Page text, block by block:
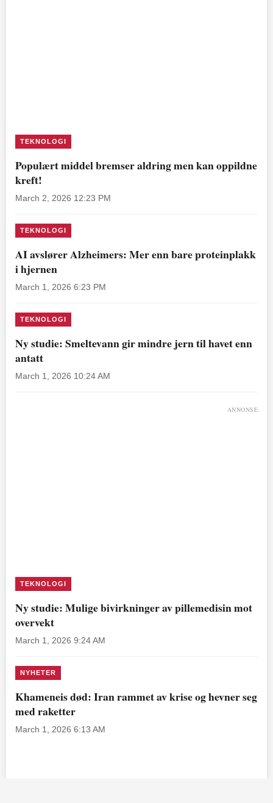
TEKNOLOGI
Populært middel bremser aldring men kan oppildne
kreft!
March 2, 2026 12:23 PM
TEKNOLOGI
AI avslører Alzheimers: Mer enn bare proteinplakk
i hjernen
March 1, 2026 6:23 PM
TEKNOLOGI
Ny studie: Smeltevann gir mindre jern til havet enn
antatt
March 1, 2026 10:24 AM
ANNONSE
TEKNOLOGI
Ny studie: Mulige bivirkninger av pillemedisin mot
overvekt
March 1, 2026 9:24 AM
NYHETER
Khameneis død: Iran rammet av krise og hevner seg
med raketter
March 1, 2026 6:13 AM